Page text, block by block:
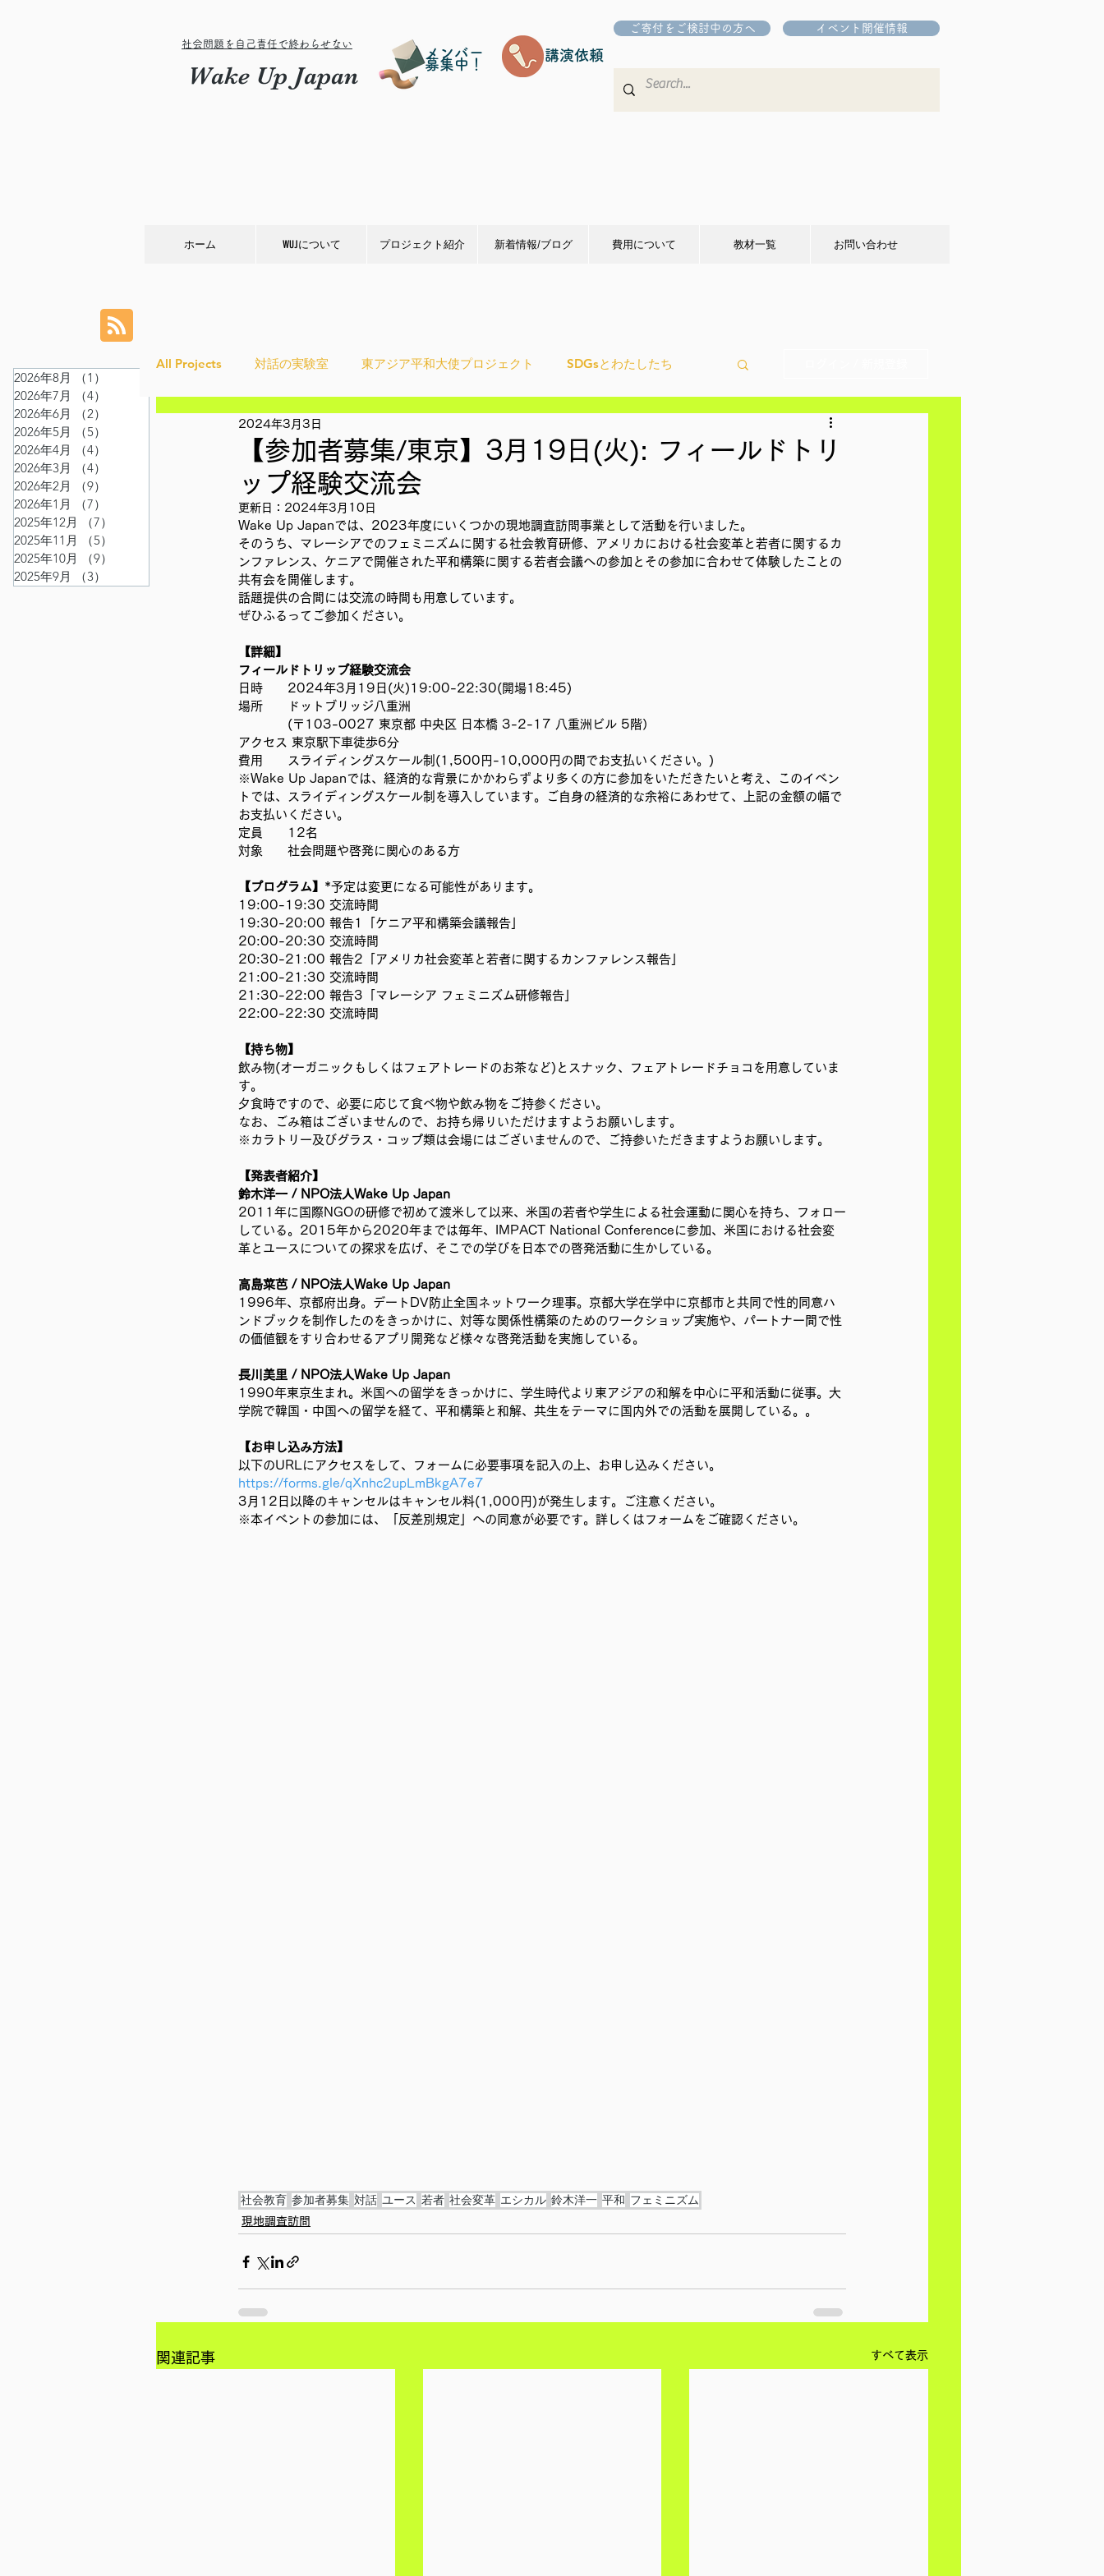
社会問題を自己責任で終わらせない
Wake Up Japan
メンバー
募集中！
講演依頼
ご寄付をご検討中の方へ イベント開催情報
ホーム WUJについて プロジェクト紹介 新着情報/ブログ 費用について 教材一覧 お問い合わせ
2026年8月 （1）
2026年7月
（4）
4件の記事
2026年6月
（2）
2件の記事
2026年5月
（5）
2026年4月
（4）
2026年3月
（4）
2026年2月
（9）
2026年1月
（7）
2025年12月
（7）
2025年11月
（5）
2025年10月
（9）
2025年9月
（3）
All Projects 対話の実験室 東アジア平和大使プロジェクト SDGsとわたしたち
Ethical＆Sustainably
IMPACT Japan studytour YouthCan
かなさうちなー セルフケアプロジェクト 教材開発
SDGカフェでふらっとアクション
国際会議 現地調査訪問 総会 その他イベント
移民難民と共に生きる社会を育むプロジェクト 事務局/理事会 Youth ChANge
【参加者募集/東京】3月19日(火): フィールドトリ
ップ経験交流会
2024年3月3日
更新日： 2024年3月10日
Wake Up Japanでは、2023年度にいくつかの現地調査訪問事業として活動を行いました。
そのうち、マレーシアでのフェミニズムに関する社会教育研修、アメリカにおける社会変革と若者に関するカ
ンファレンス、ケニアで開催された平和構築に関する若者会議への参加とその参加に合わせて体験したことの
共有会を開催します。
話題提供の合間には交流の時間も用意しています。
ぜひふるってご参加ください。
【詳細】
フィールドトリップ経験交流会
日時　　2024年3月19日(火)19:00-22:30(開場18:45)
場所　　ドットブリッジ八重洲
(〒103-0027 東京都 中央区 日本橋 3-2-17 八重洲ビル 5階）
アクセス 東京駅下車徒歩6分
費用　　スライディングスケール制(1,500円-10,000円の間でお支払いください。)
※Wake Up Japanでは、経済的な背景にかかわらずより多くの方に参加をいただきたいと考え、このイベン
トでは、スライディングスケール制を導入しています。ご自身の経済的な余裕にあわせて、上記の金額の幅で
お支払いください。
定員　　12名
対象　　社会問題や啓発に関心のある方
【プログラム】 *予定は変更になる可能性があります。
19:00-19:30 交流時間
19:30-20:00 報告1「ケニア平和構築会議報告」
20:00-20:30 交流時間
20:30-21:00 報告2「アメリカ社会変革と若者に関するカンファレンス報告」
21:00-21:30 交流時間
21:30-22:00 報告3「マレーシア フェミニズム研修報告」
22:00-22:30 交流時間
【持ち物】
飲み物(オーガニックもしくはフェアトレードのお茶など)とスナック、フェアトレードチョコを用意していま
す。
夕食時ですので、必要に応じて食べ物や飲み物をご持参ください。
なお、ごみ箱はございませんので、お持ち帰りいただけますようお願いします。
※カラトリー及びグラス・コップ類は会場にはございませんので、ご持参いただきますようお願いします。
【発表者紹介】
鈴木洋一 / NPO法人Wake Up Japan
2011年に国際NGOの研修で初めて渡米して以来、米国の若者や学生による社会運動に関心を持ち、フォロー
している。2015年から2020年までは毎年、IMPACT National Conferenceに参加、米国における社会変
革とユースについての探求を広げ、そこでの学びを日本での啓発活動に生かしている。
高島菜芭 / NPO法人Wake Up Japan
1996年、京都府出身。デートDV防止全国ネットワーク理事。京都大学在学中に京都市と共同で性的同意ハ
ンドブックを制作したのをきっかけに、対等な関係性構築のためのワークショップ実施や、パートナー間で性
の価値観をすり合わせるアプリ開発など様々な啓発活動を実施している。
長川美里 / NPO法人Wake Up Japan
1990年東京生まれ。米国への留学をきっかけに、学生時代より東アジアの和解を中心に平和活動に従事。大
学院で韓国・中国への留学を経て、平和構築と和解、共生をテーマに国内外での活動を展開している。。
【お申し込み方法】
以下のURLにアクセスをして、フォームに必要事項を記入の上、お申し込みください。
https://forms.gle/qXnhc2upLmBkgA7e7
3月12日以降のキャンセルはキャンセル料(1,000円)が発生します。ご注意ください。
※本イベントの参加には、「反差別規定」への同意が必要です。詳しくはフォームをご確認ください。
社会教育 参加者募集 対話 ユース 若者 社会変革 エシカル 鈴木洋一 平和 フェミニズム
現地調査訪問
関連記事 すべて表示